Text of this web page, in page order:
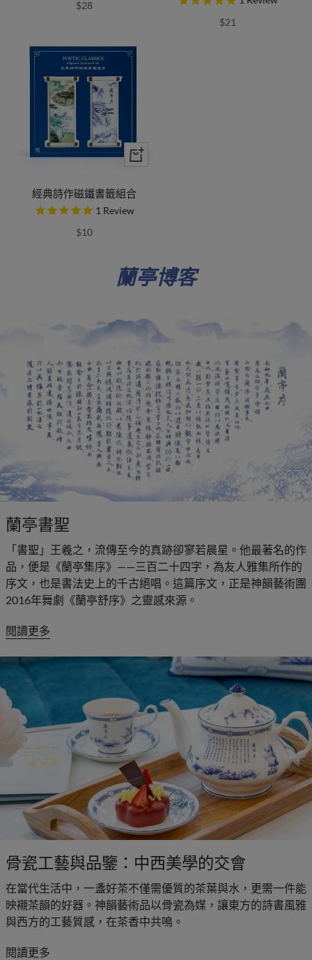
$28
$21
經典詩作磁鐵書籤組合
1 Review
$10
蘭亭博客
蘭亭書聖
「書聖」王羲之，流傳至今的真跡卻寥若晨星。他最著名的作
品，便是《蘭亭集序》——三百二十四字，為友人雅集所作的
序文，也是書法史上的千古絕唱。這篇序文，正是神韻藝術團
2016年舞劇《蘭亭舒序》之靈感來源。
閱讀更多
骨瓷工藝與品鑒：中西美學的交會
在當代生活中，一盞好茶不僅需優質的茶葉與水，更需一件能
映襯茶韻的好器。神韻藝術品以骨瓷為媒，讓東方的詩書風雅
與西方的工藝質感，在茶香中共鳴。
閱讀更多